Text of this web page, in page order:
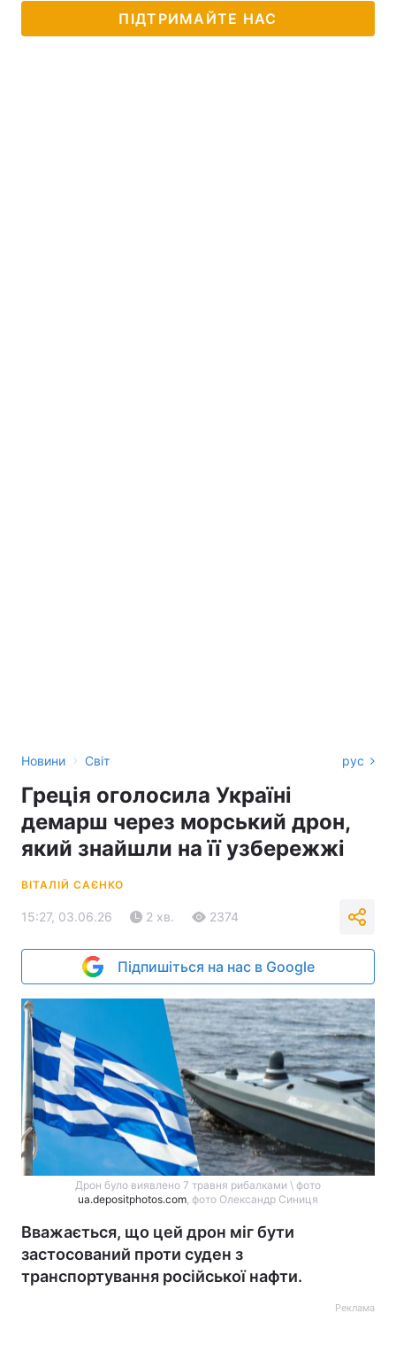
ПІДТРИМАЙТЕ НАС
Новини › Світ рус
Греція оголосила Україні
демарш через морський дрон,
який знайшли на її узбережжі
ВІТАЛІЙ САЄНКО
15:27, 03.06.26 2 хв. 2374
Підпишіться на нас в Google
Дрон було виявлено 7 травня рибалками \ фото
ua.depositphotos.com, фото Олександр Синиця
Вважається, що цей дрон міг бути
застосований проти суден з
транспортування російської нафти.
Реклама